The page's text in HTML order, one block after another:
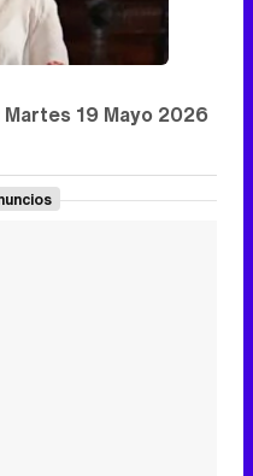
Martes 19 Mayo 2026